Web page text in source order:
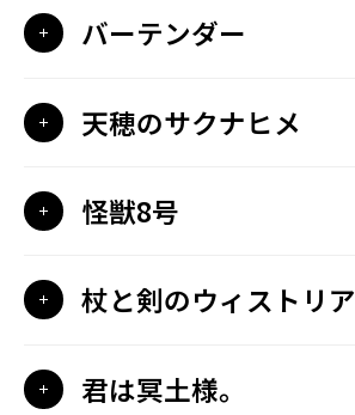
バーテンダー
天穂のサクナヒメ
怪獣8号
杖と剣のウィストリア
君は冥土様。